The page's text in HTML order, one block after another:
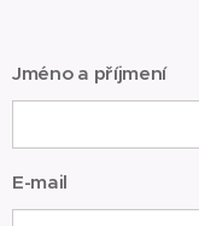
Jméno a příjmení
E-mail